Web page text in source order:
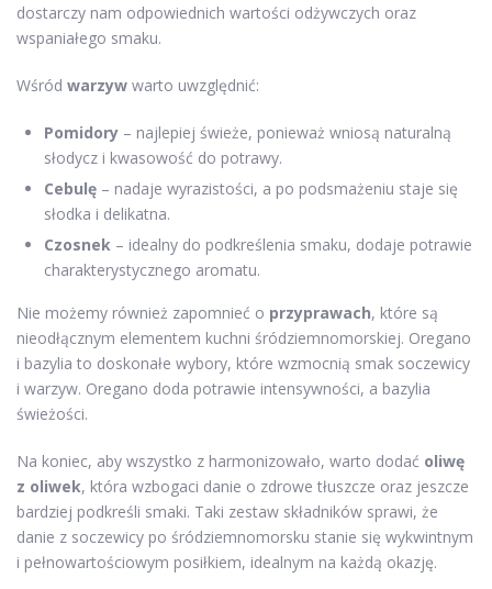
dostarczy nam odpowiednich wartości odżywczych oraz
wspaniałego smaku.
Wśród warzyw warto uwzględnić:
Pomidory – najlepiej świeże, ponieważ wniosą naturalną
słodycz i kwasowość do potrawy.
Cebulę – nadaje wyrazistości, a po podsmażeniu staje się
słodka i delikatna.
Czosnek – idealny do podkreślenia smaku, dodaje potrawie
charakterystycznego aromatu.
Nie możemy również zapomnieć o przyprawach, które są
nieodłącznym elementem kuchni śródziemnomorskiej. Oregano
i bazylia to doskonałe wybory, które wzmocnią smak soczewicy
i warzyw. Oregano doda potrawie intensywności, a bazylia
świeżości.
Na koniec, aby wszystko z harmonizowało, warto dodać oliwę
z oliwek, która wzbogaci danie o zdrowe tłuszcze oraz jeszcze
bardziej podkreśli smaki. Taki zestaw składników sprawi, że
danie z soczewicy po śródziemnomorsku stanie się wykwintnym
i pełnowartościowym posiłkiem, idealnym na każdą okazję.